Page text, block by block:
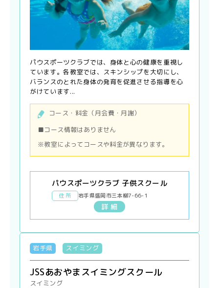
パウスポーツクラブでは、身体と心の健康を重視し
ています。各教室では、スキンシップを大切にし、
バランスのとれた身体の発育を促進させる指導を心
がけています...
コース・料金（月会費・月謝）
■コース情報はありません
※教室によってコースや料金が異なります。
パウスポーツクラブ 子供スクール
住 所 岩手県盛岡市三本柳7-66-1
詳 細
岩手県 スイミング
JSSあおやまスイミングスクール
スイミング